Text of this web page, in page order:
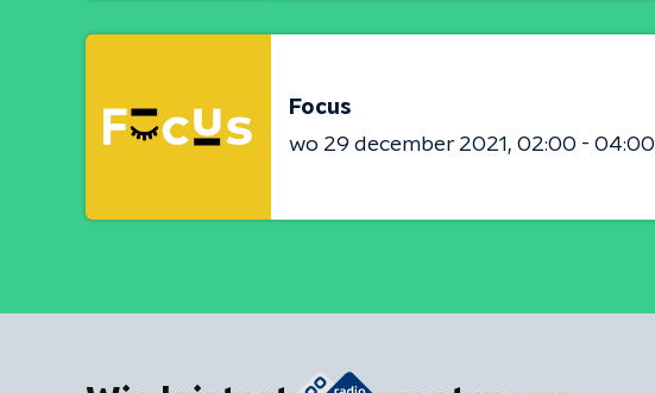
Focus
wo 29 december 2021
02:00 - 04:00